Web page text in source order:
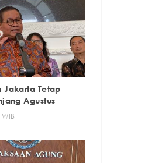
Jakarta Tetap
Agustus